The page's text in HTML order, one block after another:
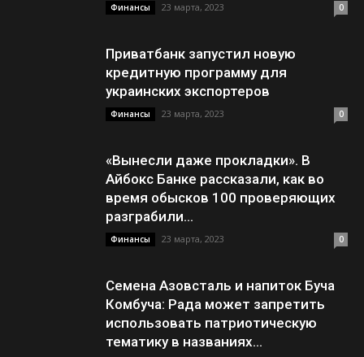
Финансы 23 марта, 2023 0
Приватбанк запустил новую
кредитную программу для
украинских экспортеров
Финансы 23 марта, 2023 0
«Вынесли даже прокладки». В
Айбокс Банке рассказали, как во
время обысков 100 проверяющих
разграбили...
Финансы 23 марта, 2023 0
Семена Азовсталь и напиток Буча
Комбуча: Рада может запретить
использовать патриотическую
тематику в названиях...